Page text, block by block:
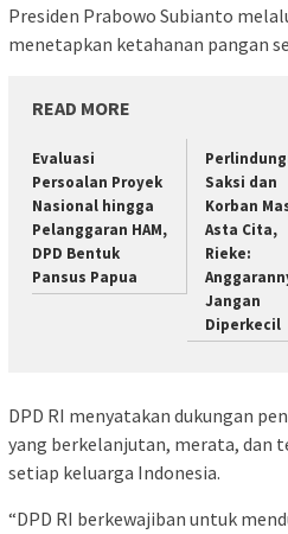
Presiden Prabowo Subianto
menetapkan ketahanan pangan
READ MORE
Evaluasi
Persoalan Proyek
Nasional hingga
Pelanggaran HAM,
DPD Bentuk
Pansus Papua
Saksi dan
Korban
Asta Cita,
Rieke:
Jangan
Diperkecil
DPD RI menyatakan dukungan
yang berkelanjutan, merata, dan
setiap keluarga Indonesia.
“DPD RI berkewajiban untuk